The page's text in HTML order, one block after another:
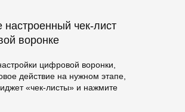
настроенный чек-лист
воронке
цифровой воронки,
действие на нужном этапе,
«чек-листы» и нажмите